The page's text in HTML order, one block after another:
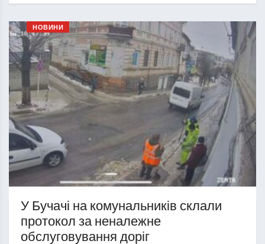
НОВИНИ
У Бучачі на комунальників склали
протокол за неналежне
обслуговування доріг